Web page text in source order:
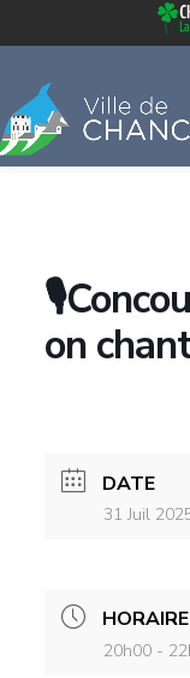
on
DATE
31 Juil
HORAIRE
20h00 -